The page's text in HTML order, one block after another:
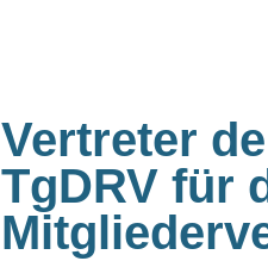
Vertreter
TgDRV für